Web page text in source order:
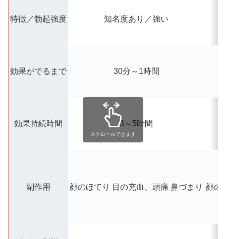
特徴／勃起強度 知名度あり／強い
効果がでるまで 30分～1時間
効果持続時間 3～5時間
副作用 顔のほてり 目の充血、頭痛 鼻づまり 顔の
スクロールできます